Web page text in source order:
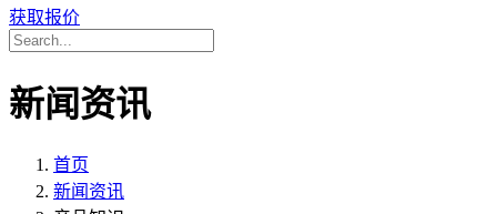
获取报价
新闻资讯
首页
新闻资讯